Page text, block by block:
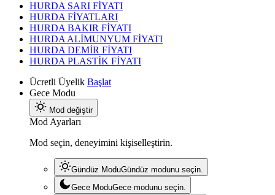
HURDA SARI FİYATI
HURDA FİYATLARI
HURDA BAKIR FİYATI
HURDA ALİMUNYUM FİYATI
HURDA DEMİR FİYATI
HURDA PLASTİK FİYATI
Ücretli Üyelik Başlat
Gece Modu
Mod değiştir
Mod Ayarları
Mod seçin, deneyimini kişiselleştirin.
Gündüz ModuGündüz modunu seçin.
Gece ModuGece modunu seçin.